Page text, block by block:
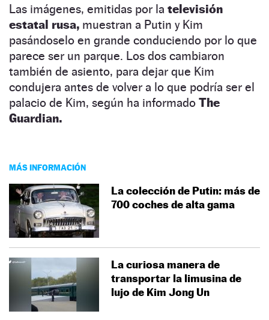
Las imágenes, emitidas por la televisión
estatal rusa, muestran a Putin y Kim
pasándoselo en grande conduciendo por lo que
parece ser un parque. Los dos cambiaron
también de asiento, para dejar que Kim
condujera antes de volver a lo que podría ser el
palacio de Kim, según ha informado The
Guardian.
MÁS INFORMACIÓN
La colección de Putin: más de
700 coches de alta gama
La curiosa manera de
transportar la limusina de
lujo de Kim Jong Un